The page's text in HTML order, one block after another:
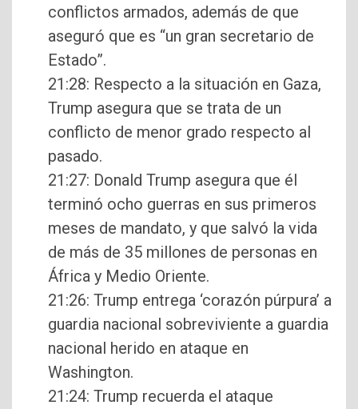
conflictos armados, además de que
aseguró que es “un gran secretario de
Estado”.
21:28: Respecto a la situación en Gaza,
Trump asegura que se trata de un
conflicto de menor grado respecto al
pasado.
21:27: Donald Trump asegura que él
terminó ocho guerras en sus primeros
meses de mandato, y que salvó la vida
de más de 35 millones de personas en
África y Medio Oriente.
21:26: Trump entrega ‘corazón púrpura’ a
guardia nacional sobreviviente a guardia
nacional herido en ataque en
Washington.
21:24: Trump recuerda el ataque